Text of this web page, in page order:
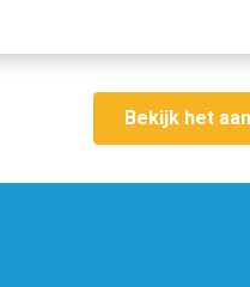
Bekijk het